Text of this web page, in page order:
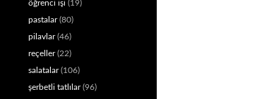
öğrenci işi (19)
pastalar(80)
pilavlar(46)
reçeller(22)
salatalar(106)
şerbetli tatlılar(96)